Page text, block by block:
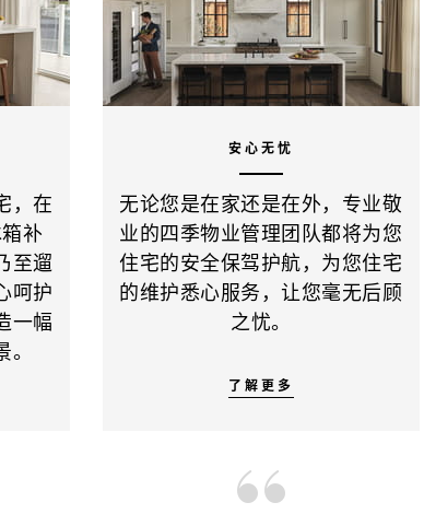
，在
补
至遛
呵护
一幅
安心无忧
无论您是在家还是在外，专业敬
业的四季物业管理团队都将为您
住宅的安全保驾护航，为您住宅
的维护悉心服务，让您毫无后顾
之忧。
了解更多